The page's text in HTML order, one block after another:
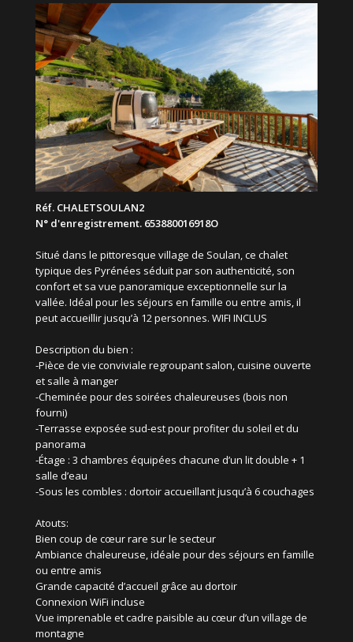
Réf. CHALETSOULAN2
N° d'enregistrement. 653880016918O
Situé dans le pittoresque village de Soulan, ce chalet
typique des Pyrénées séduit par son authenticité, son
confort et sa vue panoramique exceptionnelle sur la
vallée. Idéal pour les séjours en famille ou entre amis, il
peut accueillir jusqu’à 12 personnes. WIFI INCLUS
Description du bien :
-Pièce de vie conviviale regroupant salon, cuisine ouverte
et salle à manger
-Cheminée pour des soirées chaleureuses (bois non
fourni)
-Terrasse exposée sud-est pour profiter du soleil et du
panorama
-Étage : 3 chambres équipées chacune d’un lit double + 1
salle d’eau
-Sous les combles : dortoir accueillant jusqu’à 6 couchages
Atouts:
Bien coup de cœur rare sur le secteur
Ambiance chaleureuse, idéale pour des séjours en famille
ou entre amis
Grande capacité d’accueil grâce au dortoir
Connexion WiFi incluse
Vue imprenable et cadre paisible au cœur d’un village de
montagne